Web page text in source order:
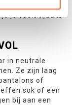
in neutrale
Ze zijn laag
of
sok of een
bij aan een